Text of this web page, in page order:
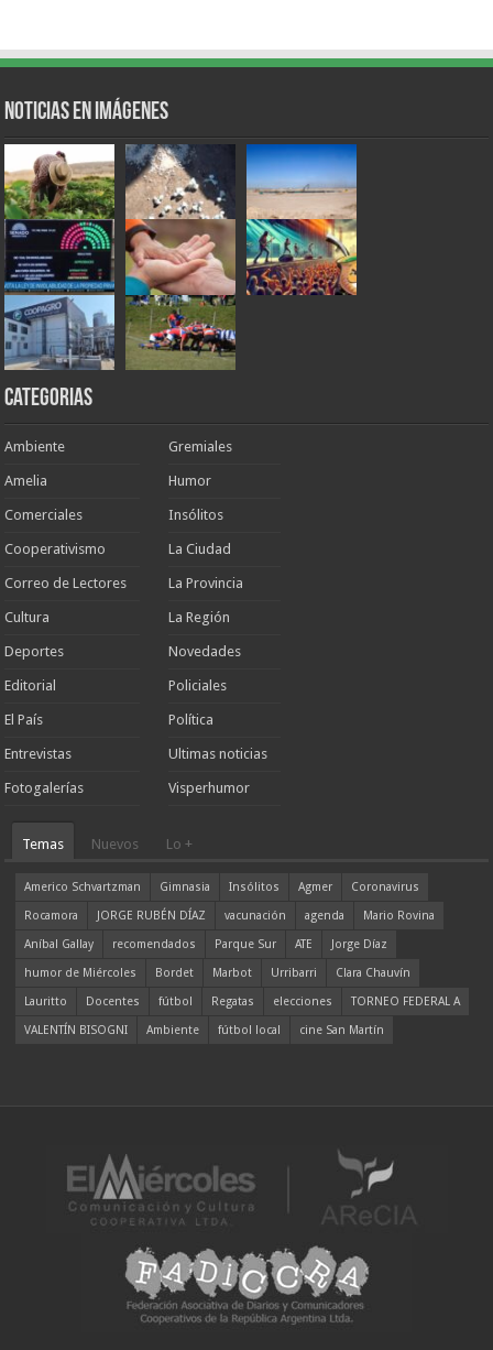
Noticias en Imágenes
Categorias
Ambiente
Amelia
Comerciales
Cooperativismo
Correo de Lectores
Cultura
Deportes
Editorial
El País
Entrevistas
Fotogalerías
Gremiales
Humor
Insólitos
La Ciudad
La Provincia
La Región
Novedades
Policiales
Política
Ultimas noticias
Visperhumor
Temas Nuevos Lo +
Americo Schvartzman Gimnasia Insólitos Agmer
Coronavirus
Rocamora
JORGE RUBÉN DÍAZ vacunación agenda
Mario Rovina
Aníbal Gallay
recomendados Parque Sur ATE
Jorge Díaz
humor de Miércoles
Bordet Marbot Urribarri
Clara Chauvín
Lauritto
Docentes fútbol Regatas elecciones
TORNEO FEDERAL A
VALENTÍN BISOGNI
Ambiente fútbol local cine San Martín